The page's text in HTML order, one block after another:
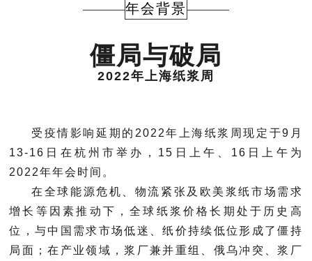
年会背景
僵局与破局
2022年上海纸浆周
受疫情影响延期的2022年上海纸浆周现定于9月
13-16日在杭州市举办，15日上午、16日上午为
2022年年会时间。
在全球能源危机、物流紧张及欧美浆纸市场需求
增长等因素推动下，全球纸浆价格长期处于历史高
位，与中国需求市场低迷、纸价持续低位形成了僵持
局面；在产业领域，浆厂兼并重组、俄乌冲突、浆厂